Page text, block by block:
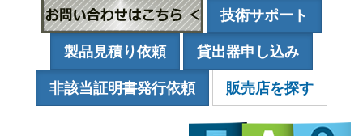
技術サポート
製品見積り依頼
貸出器申し込み
非該当証明書発行依頼
販売店を探す